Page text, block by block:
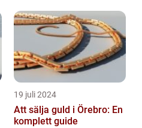
19 juli 2024
Att sälja guld i Örebro: En
komplett guide